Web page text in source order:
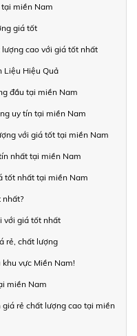
miền Nam
giá tốt
cao với giá tốt nhất
Liệu Hiệu Quả
đầu tại miền Nam
uy tín tại miền Nam
với giá tốt tại miền Nam
nhất tại miền Nam
tốt nhất tại miền Nam
nhất?
với giá tốt nhất
rẻ, chất lượng
vực Miền Nam!
miền Nam
rẻ chất lượng cao tại miền